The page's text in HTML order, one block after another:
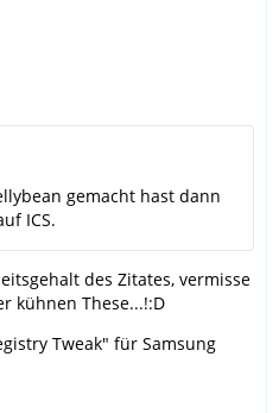
gemacht hast dann
ICS.
des Zitates, vermisse
kühnen These...!:D
Tweak" für Samsung